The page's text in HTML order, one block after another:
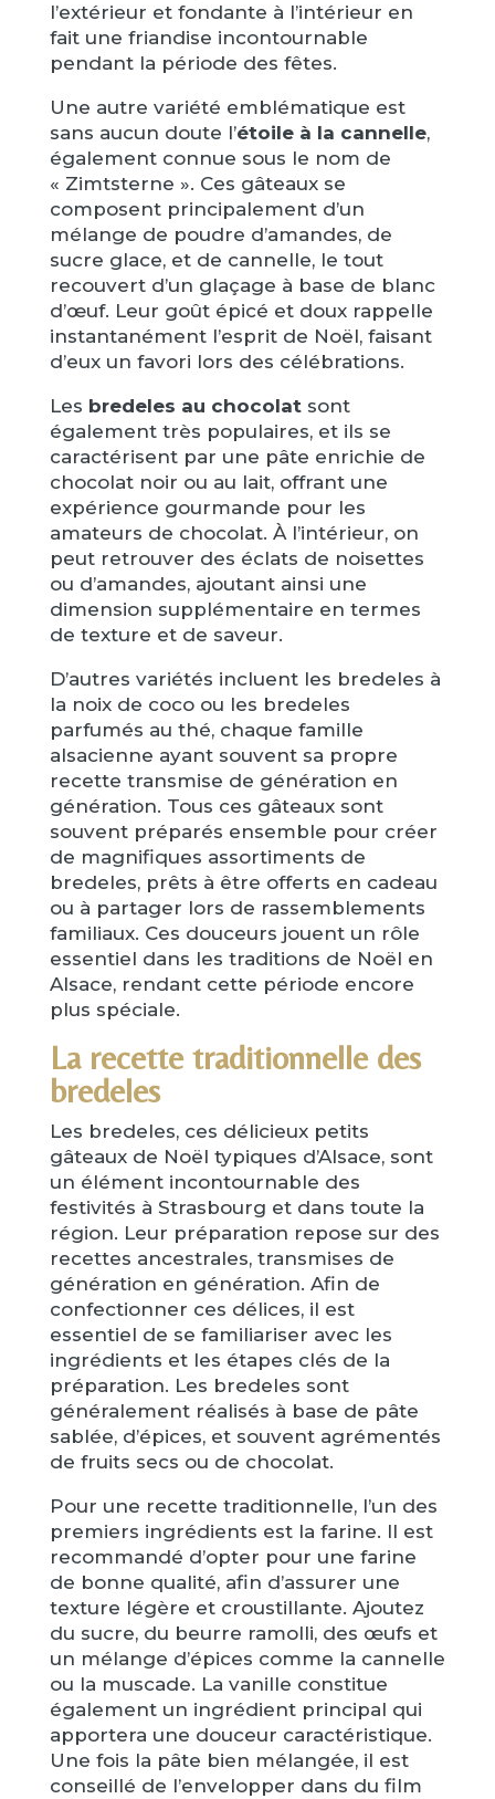
l’extérieur et fondante à l’intérieur en
fait une friandise incontournable
pendant la période des fêtes.
Une autre variété emblématique est
sans aucun doute l’étoile à la cannelle,
également connue sous le nom de
« Zimtsterne ». Ces gâteaux se
composent principalement d’un
mélange de poudre d’amandes, de
sucre glace, et de cannelle, le tout
recouvert d’un glaçage à base de blanc
d’œuf. Leur goût épicé et doux rappelle
instantanément l’esprit de Noël, faisant
d’eux un favori lors des célébrations.
Les bredeles au chocolatsont
également très populaires, et ils se
caractérisent par une pâte enrichie de
chocolat noir ou au lait, offrant une
expérience gourmande pour les
amateurs de chocolat. À l’intérieur, on
peut retrouver des éclats de noisettes
ou d’amandes, ajoutant ainsi une
dimension supplémentaire en termes
de texture et de saveur.
D’autres variétés incluent les bredeles à
la noix de coco ou les bredeles
parfumés au thé, chaque famille
alsacienne ayant souvent sa propre
recette transmise de génération en
génération. Tous ces gâteaux sont
souvent préparés ensemble pour créer
de magnifiques assortiments de
bredeles, prêts à être offerts en cadeau
ou à partager lors de rassemblements
familiaux. Ces douceurs jouent un rôle
essentiel dans les traditions de Noël en
Alsace, rendant cette période encore
plus spéciale.
La recette traditionnelle des
bredeles
Les bredeles, ces délicieux petits
gâteaux de Noël typiques d’Alsace, sont
un élément incontournable des
festivités à Strasbourg et dans toute la
région. Leur préparation repose sur des
recettes ancestrales, transmises de
génération en génération. Afin de
confectionner ces délices, il est
essentiel de se familiariser avec les
ingrédients et les étapes clés de la
préparation. Les bredeles sont
généralement réalisés à base de pâte
sablée, d’épices, et souvent agrémentés
de fruits secs ou de chocolat.
Pour une recette traditionnelle, l’un des
premiers ingrédients est la farine. Il est
recommandé d’opter pour une farine
de bonne qualité, afin d’assurer une
texture légère et croustillante. Ajoutez
du sucre, du beurre ramolli, des œufs et
un mélange d’épices comme la cannelle
ou la muscade. La vanille constitue
également un ingrédient principal qui
apportera une douceur caractéristique.
Une fois la pâte bien mélangée, il est
conseillé de l’envelopper dans du film